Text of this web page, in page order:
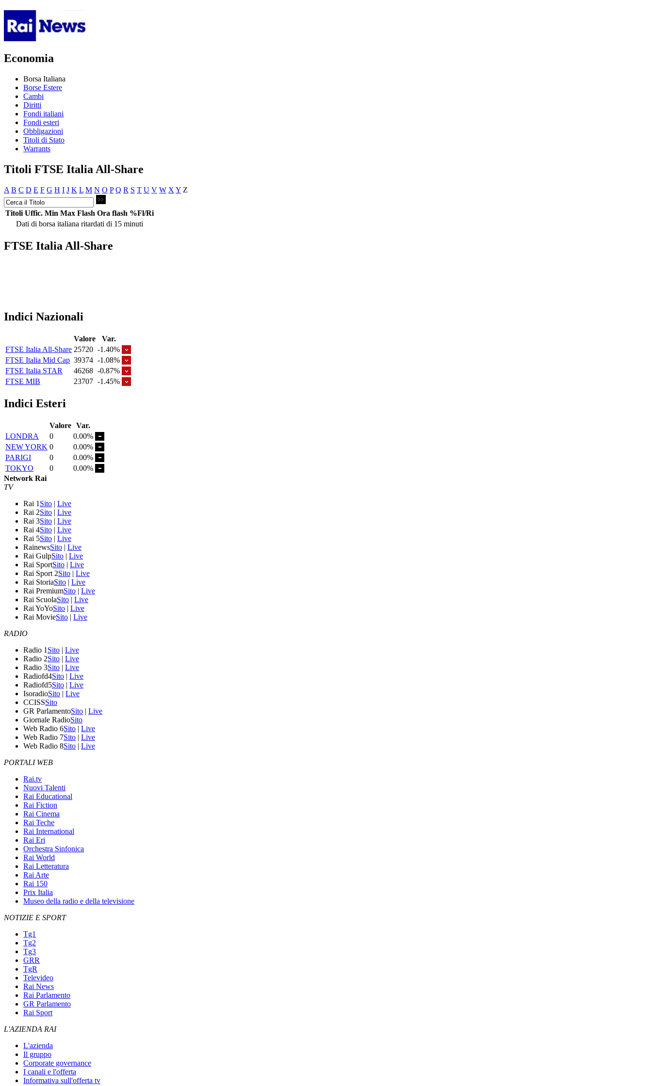
Economia
Borsa Italiana
Borse Estere
Cambi
Diritti
Fondi italiani
Fondi esteri
Obbligazioni
Titoli di Stato
Warrants
Titoli FTSE Italia All-Share
A B C D E F G H I J K L M N O P Q R S T U V W X Y Z
Titoli Uffic. Min Max Flash Ora flash %Fl/Ri
Dati di borsa italiana ritardati di 15 minuti
FTSE Italia All-Share
Indici Nazionali
Valore
Var.
FTSE Italia All-Share 25720 -1.40%
FTSE Italia Mid Cap 39374 -1.08%
FTSE Italia STAR
46268 -0.87%
FTSE MIB
23707 -1.45%
Indici Esteri
Valore Var.
LONDRA
0
0.00%
NEW YORK 0
0.00%
PARIGI
0
0.00%
TOKYO
0
0.00%
Network Rai
TV
Rai 1 Sito | Live
Rai 2Sito | Live
Rai 3Sito | Live
Rai 4Sito | Live
Rai 5Sito | Live
RainewsSito | Live
Rai GulpSito | Live
Rai SportSito | Live
Rai Sport 2Sito | Live
Rai StoriaSito | Live
Rai PremiumSito | Live
Rai ScuolaSito | Live
Rai YoYoSito | Live
Rai MovieSito | Live
RADIO
Radio 1 Sito | Live
Radio 2Sito | Live
Radio 3Sito | Live
Radiofd4Sito | Live
Radiofd5Sito | Live
IsoradioSito | Live
CCISSSito
GR ParlamentoSito | Live
Giornale RadioSito
Web Radio 6Sito | Live
Web Radio 7Sito | Live
Web Radio 8Sito | Live
PORTALI WEB
Rai.tv
Nuovi Talenti
Rai Educational
Rai Fiction
Rai Cinema
Rai Teche
Rai International
Rai Eri
Orchestra Sinfonica
Rai World
Rai Letteratura
Rai Arte
Rai 150
Prix Italia
Museo della radio e della televisione
NOTIZIE E SPORT
Tg1
Tg2
Tg3
GRR
TgR
Televideo
Rai News
Rai Parlamento
GR Parlamento
Rai Sport
L'AZIENDA RAI
L'azienda
Il gruppo
Corporate governance
I canali e l'offerta
Informativa sull'offerta tv